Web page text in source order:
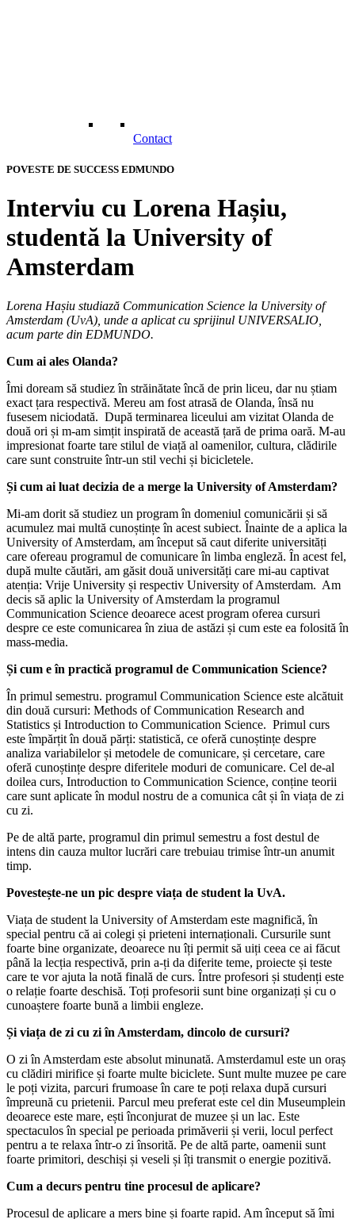
Contact
POVESTE DE SUCCESS EDMUNDO
Interviu cu Lorena Hașiu,
studentă la University of
Amsterdam
Lorena Hașiu studiază Communication Science la University of
Amsterdam (UvA), unde a aplicat cu sprijinul UNIVERSALIO,
acum parte din EDMUNDO.
Cum ai ales Olanda?
Îmi doream să studiez în străinătate încă de prin liceu, dar nu știam
exact țara respectivă. Mereu am fost atrasă de Olanda, însă nu
fusesem niciodată. După terminarea liceului am vizitat Olanda de
două ori și m-am simțit inspirată de această țară de prima oară. M-au
impresionat foarte tare stilul de viață al oamenilor, cultura, clădirile
care sunt construite într-un stil vechi și bicicletele.
Și cum ai luat decizia de a merge la University of Amsterdam?
Mi-am dorit să studiez un program în domeniul comunicării și să
acumulez mai multă cunoștințe în acest subiect. Înainte de a aplica la
University of Amsterdam, am început să caut diferite universități
care ofereau programul de comunicare în limba engleză. În acest fel,
după multe căutări, am găsit două universități care mi-au captivat
atenția: Vrije University și respectiv University of Amsterdam. Am
decis să aplic la University of Amsterdam la programul
Communication Science deoarece acest program oferea cursuri
despre ce este comunicarea în ziua de astăzi și cum este ea folosită în
mass-media.
Și cum e în practică programul de Communication Science?
În primul semestru. programul Communication Science este alcătuit
din două cursuri: Methods of Communication Research and
Statistics și Introduction to Communication Science. Primul curs
este împărțit în două părți: statistică, ce oferă cunoștințe despre
analiza variabilelor și metodele de comunicare, și cercetare, care
oferă cunoștințe despre diferitele moduri de comunicare. Cel de-al
doilea curs, Introduction to Communication Science, conține teorii
care sunt aplicate în modul nostru de a comunica cât și în viața de zi
cu zi.
Pe de altă parte, programul din primul semestru a fost destul de
intens din cauza multor lucrări care trebuiau trimise într-un anumit
timp.
Povestește-ne un pic despre viața de student la UvA.
Viața de student la University of Amsterdam este magnifică, în
special pentru că ai colegi și prieteni internaționali. Cursurile sunt
foarte bine organizate, deoarece nu îți permit să uiți ceea ce ai făcut
până la lecția respectivă, prin a-ți da diferite teme, proiecte și teste
care te vor ajuta la notă finală de curs. Între profesori și studenți este
o relație foarte deschisă. Toți profesorii sunt bine organizați și cu o
cunoaștere foarte bună a limbii engleze.
Și viața de zi cu zi în Amsterdam, dincolo de cursuri?
O zi în Amsterdam este absolut minunată. Amsterdamul este un oraș
cu clădiri mirifice și foarte multe biciclete. Sunt multe muzee pe care
le poți vizita, parcuri frumoase în care te poți relaxa după cursuri
împreună cu prietenii. Parcul meu preferat este cel din Museumplein
deoarece este mare, ești înconjurat de muzee și un lac. Este
spectaculos în special pe perioada primăverii și verii, locul perfect
pentru a te relaxa într-o zi însorită. Pe de altă parte, oamenii sunt
foarte primitori, deschiși și veseli și îți transmit o energie pozitivă.
Cum a decurs pentru tine procesul de aplicare?
Procesul de aplicare a mers bine și foarte rapid. Am început să îmi